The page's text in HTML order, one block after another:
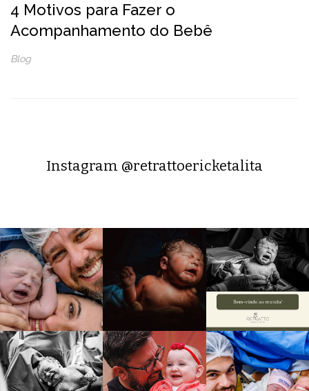
4 Motivos para Fazer o
Acompanhamento do Bebê
Blog
Instagram @retrattoericketalita